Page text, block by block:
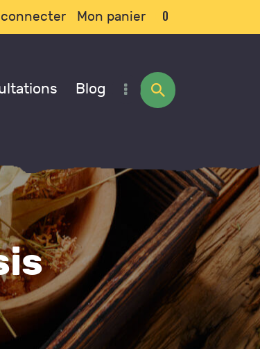
connecter Mon panier 0
Blog